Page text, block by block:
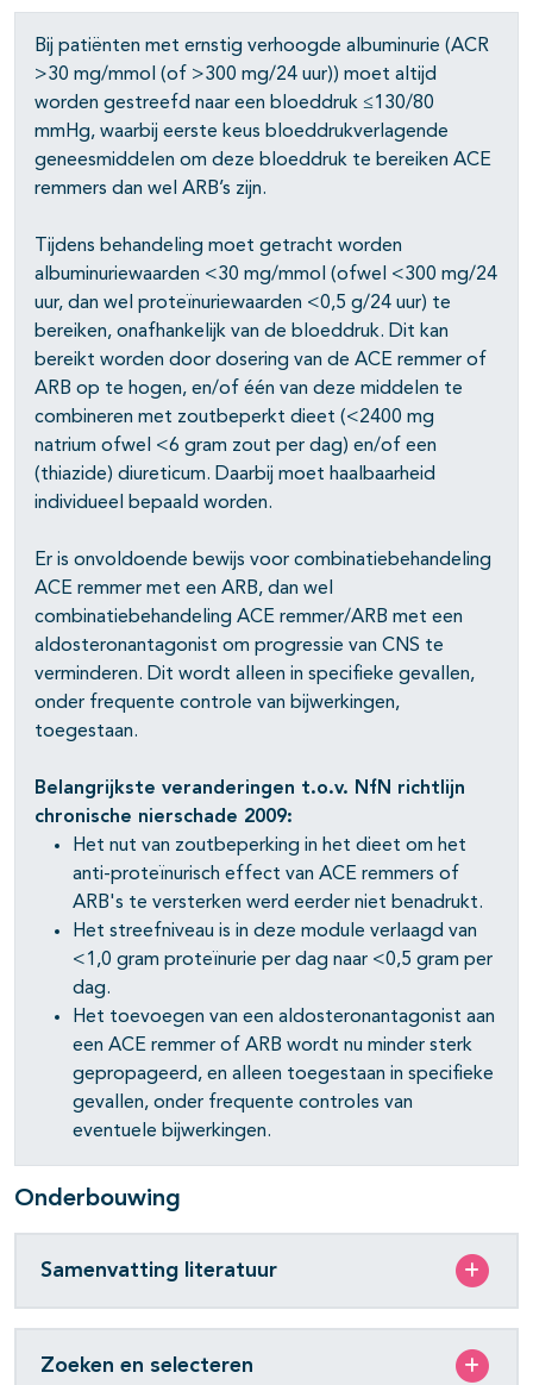
open- en dichtklappen
open- en dichtklappen
open- en dichtklappen
Bij patiënten met ernstig verhoogde albuminurie (ACR
>30 mg/mmol (of >300 mg/24 uur)) moet altijd
worden gestreefd naar een bloeddruk ≤130/80
mmHg, waarbij eerste keus bloeddrukverlagende
geneesmiddelen om deze bloeddruk te bereiken ACE
remmers dan wel ARB’s zijn.
Tijdens behandeling moet getracht worden
albuminuriewaarden <30 mg/mmol (ofwel <300 mg/24
uur, dan wel proteïnuriewaarden <0,5 g/24 uur) te
bereiken, onafhankelijk van de bloeddruk. Dit kan
bereikt worden door dosering van de ACE remmer of
ARB op te hogen, en/of één van deze middelen te
combineren met zoutbeperkt dieet (<2400 mg
natrium ofwel <6 gram zout per dag) en/of een
(thiazide) diureticum. Daarbij moet haalbaarheid
individueel bepaald worden.
Er is onvoldoende bewijs voor combinatiebehandeling
ACE remmer met een ARB, dan wel
combinatiebehandeling ACE remmer/ARB met een
aldosteronantagonist om progressie van CNS te
verminderen. Dit wordt alleen in specifieke gevallen,
onder frequente controle van bijwerkingen,
toegestaan.
Belangrijkste veranderingen t.o.v. NfN richtlijn
chronische nierschade 2009:
Het nut van zoutbeperking in het dieet om het
anti-proteïnurisch effect van ACE remmers of
ARB's te versterken werd eerder niet benadrukt.
Het streefniveau is in deze module verlaagd van
<1,0 gram proteïnurie per dag naar <0,5 gram per
dag.
Het toevoegen van een aldosteronantagonist aan
een ACE remmer of ARB wordt nu minder sterk
gepropageerd, en alleen toegestaan in specifieke
gevallen, onder frequente controles van
eventuele bijwerkingen.
Onderbouwing
Samenvatting literatuur
Zoeken en selecteren